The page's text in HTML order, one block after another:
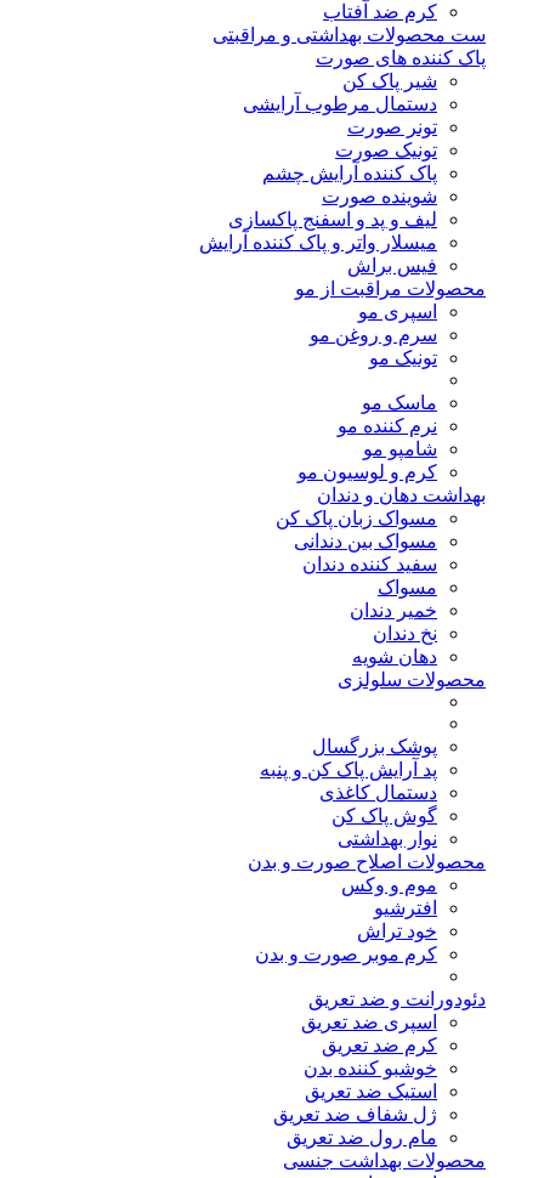
کرم ضد آفتاب
ست محصولات بهداشتی و مراقبتی
پاک کننده های صورت
شیر پاک کن
دستمال مرطوب آرایشی
تونر صورت
تونیک صورت
پاک کننده آرایش چشم
شوینده صورت
لیف و پد و اسفنج پاکسازی
میسلار واتر و پاک کننده آرایش
فیس براش
محصولات مراقبت از مو
اسپری مو
سرم و روغن مو
تونیک مو
ماسک مو
نرم کننده مو
شامپو مو
کرم و لوسیون مو
بهداشت دهان و دندان
مسواک زبان پاک کن
مسواک بین دندانی
سفید کننده دندان
مسواک
خمیر دندان
نخ دندان
دهان شویه
محصولات سلولزی
پوشک بزرگسال
پد آرایش پاک کن و پنبه
دستمال کاغذی
گوش پاک کن
نوار بهداشتی
محصولات اصلاح صورت و بدن
موم و وکس
افترشیو
خود تراش
کرم موبر صورت و بدن
دئودورانت و ضد تعریق
اسپری ضد تعریق
کرم ضد تعریق
خوشبو کننده بدن
استیک ضد تعریق
ژل شفاف ضد تعریق
مام رول ضد تعریق
محصولات بهداشت جنسی